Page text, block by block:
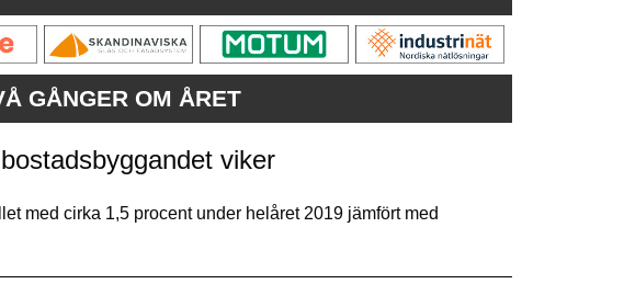
GÅNGER OM ÅRET
viker
med cirka 1,5 procent under helåret 2019 jämfört med